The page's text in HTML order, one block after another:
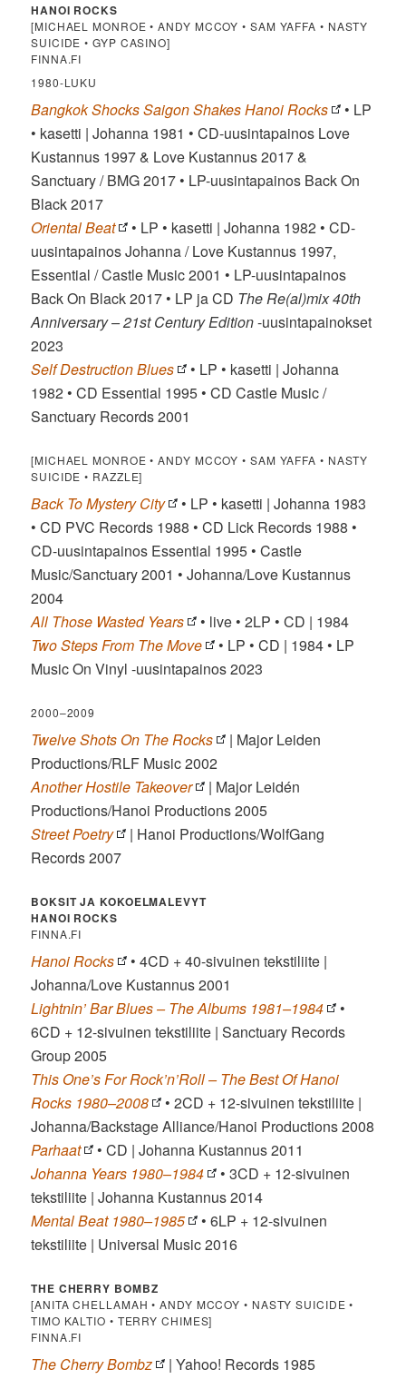
HANOI ROCKS
[MICHAEL MONROE • ANDY MCCOY • SAM YAFFA • NASTY
SUICIDE • GYP CASINO]
FINNA.FI
1980-LUKU
Bangkok Shocks Saigon Shakes Hanoi Rocks
• LP
• kasetti | Johanna 1981 • CD-uusintapainos Love
Kustannus 1997 & Love Kustannus 2017 &
Sanctuary / BMG 2017 • LP-uusintapainos Back On
Black 2017
Oriental Beat
• LP • kasetti | Johanna 1982 • CD-
uusintapainos Johanna / Love Kustannus 1997,
Essential / Castle Music 2001 • LP-uusintapainos
Back On Black 2017 • LP ja CD The Re(al)mix 40th
Anniversary – 21st Century Edition-uusintapainokset
2023
Self Destruction Blues
• LP • kasetti | Johanna
1982 • CD Essential 1995 • CD Castle Music /
Sanctuary Records 2001
[MICHAEL MONROE • ANDY MCCOY • SAM YAFFA • NASTY
SUICIDE • RAZZLE]
Back To Mystery City
• LP • kasetti | Johanna 1983
• CD PVC Records 1988 • CD Lick Records 1988 •
CD-uusintapainos Essential 1995 • Castle
Music/Sanctuary 2001 • Johanna/Love Kustannus
2004
All Those Wasted Years
• live • 2LP • CD | 1984
Two Steps From The Move
• LP • CD | 1984 • LP
Music On Vinyl -uusintapainos 2023
2000–2009
Twelve Shots On The Rocks
| Major Leiden
Productions/RLF Music 2002
Another Hostile Takeover
| Major Leidén
Productions/Hanoi Productions 2005
Street Poetry
| Hanoi Productions/WolfGang
Records 2007
BOKSIT JA KOKOELMALEVYT
HANOI ROCKS
FINNA.FI
Hanoi Rocks
• 4CD + 40-sivuinen tekstiliite |
Johanna/Love Kustannus 2001
Lightnin’ Bar Blues – The Albums 1981–1984
•
6CD + 12-sivuinen tekstiliite | Sanctuary Records
Group 2005
This One’s For Rock’n’Roll – The Best Of Hanoi
Rocks 1980–2008
• 2CD + 12-sivuinen tekstiliite |
Johanna/Backstage Alliance/Hanoi Productions 2008
Parhaat
• CD | Johanna Kustannus 2011
Johanna Years 1980–1984
• 3CD + 12-sivuinen
tekstiliite | Johanna Kustannus 2014
Mental Beat 1980–1985
• 6LP + 12-sivuinen
tekstiliite | Universal Music 2016
THE CHERRY BOMBZ
[ANITA CHELLAMAH • ANDY MCCOY • NASTY SUICIDE •
TIMO KALTIO • TERRY CHIMES]
FINNA.FI
The Cherry Bombz | Yahoo! Records 1985